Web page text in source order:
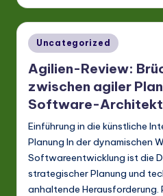
o
v
a
ti
o
n
Posted
in
Uncategorized
Agilien-Review:
zwischen agiler
Software-
Einführung in die künstliche
Planung In der dynamischen
Softwareentwicklung ist die
strategischer Planung und
anhaltende Herausforderung.